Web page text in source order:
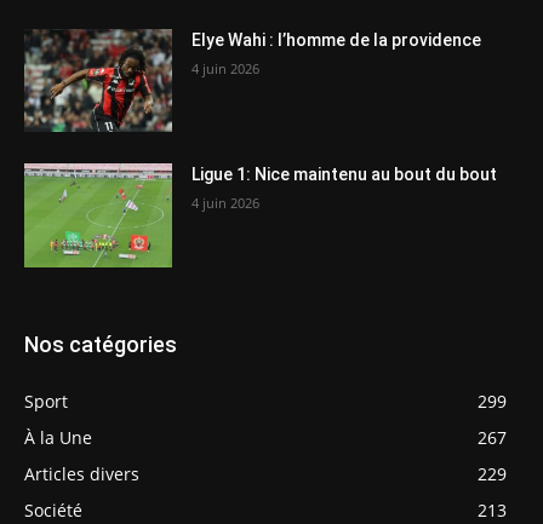
Elye Wahi : l’homme de la providence
4 juin 2026
Ligue 1: Nice maintenu au bout du bout
4 juin 2026
Nos catégories
Sport
299
À la Une
267
Articles divers
229
Société
213